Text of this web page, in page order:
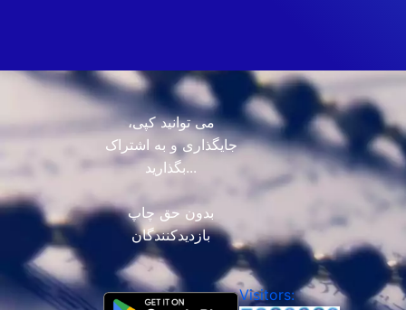
می توانید کپی،
جایگذاری و به اشتراک
بگذارید...
بدون حق چاپ
بازدیدکنندگان
Visitors: